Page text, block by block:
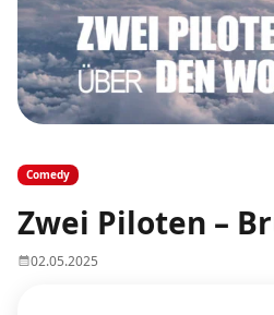
Comedy
Zwei Piloten –
02.05.2025